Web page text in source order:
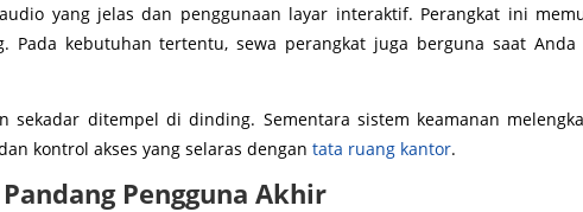
yang jelas dan penggunaan layar interaktif. Perangkat ini
kebutuhan tertentu, sewa perangkat juga berguna saat Anda
ditempel di dinding. Sementara sistem keamanan
kontrol akses yang selaras dengan tata ruang kantor.
Pengguna Akhir